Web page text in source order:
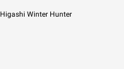
Higashi Winter Hunter